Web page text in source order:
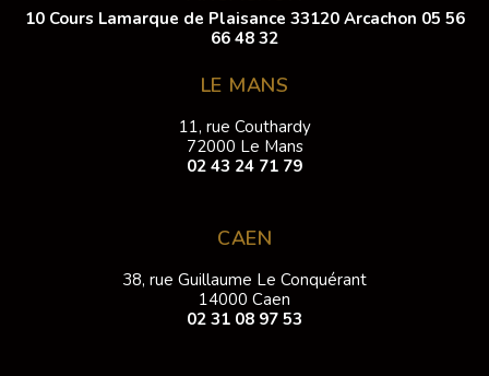
10 Cours Lamarque de Plaisance 33120 Arcachon 05 56
66 48 32
LE MANS
11, rue Couthardy
72000 Le Mans
02 43 24 71 79
CAEN
38, rue Guillaume Le Conquérant
14000 Caen
02 31 08 97 53